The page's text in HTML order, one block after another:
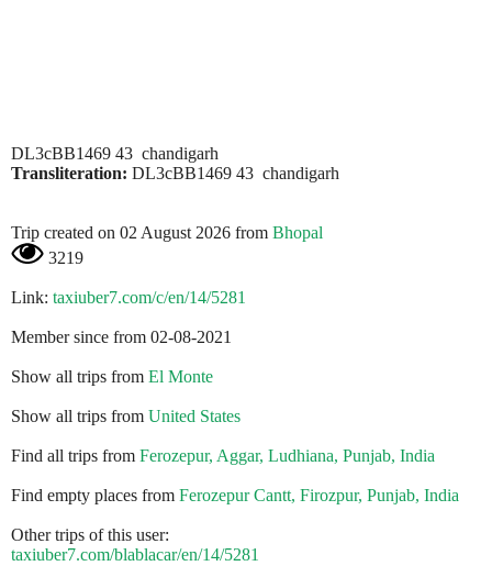
DL3cBB1469 43 chandigarh
Transliteration: DL3cBB1469 43 chandigarh
Trip created on 02 August 2026 from Bhopal
3219
Link: taxiuber7.com/c/en/14/5281
Member since from 02-08-2021
Show all trips from El Monte
Show all trips from United States
Find all trips from Ferozepur, Aggar, Ludhiana, Punjab, India
Find empty places from Ferozepur Cantt, Firozpur, Punjab, India
Other trips of this user:
taxiuber7.com/blablacar/en/14/5281